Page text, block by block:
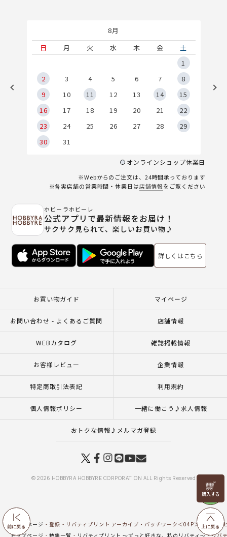
前に戻る
リリヤン
フェア
上に戻る
8月
日
月 火 水 木 金
土
1
2
3 4 5 6 7
8
9
10 11 12 13 14
15
16
17 18 19 20 21
22
23
24 25 26 27 28
29
30
31
オンラインショップ休業日
※Webからのご注文は、24時間承っております
※各実店舗の営業時間・休業日は店舗情報をご覧ください
ホビーラホビーレ
公式アプリで最新情報をお届け！
サクサク見られて、楽しいお買い物♪
詳しくはこちら
お買い物ガイド マイページ
お問い合わせ - よくあるご質問 店舗情報
WEBカタログ 雑誌掲載情報
お客様レビュー 企業情報
特定商取引法表記 利用規約
個人情報ポリシー 一緒に働こう♪求人情報
おトクな情報♪メルマガ登録
© 2026 HOBBYRA HOBBYRE CORPORATION ALL Rights Reserved
トップページ 登録
リバティプリント アーカイブ・パッチワーク＜04P＞生地 （
トップページ
特集一覧 リバティプリント ～ずっと好きな、私のリバティ～ リバ